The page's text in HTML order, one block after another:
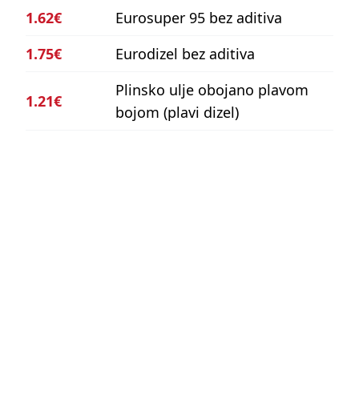
1.62€
Eurosuper 95 bez aditiva
1.75€
Eurodizel bez aditiva
1.21€
Plinsko ulje obojano plavom
bojom (plavi dizel)